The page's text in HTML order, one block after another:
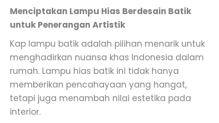
Menciptakan Lampu Hias Berdesain Batik
untuk Penerangan Artistik
Kap lampu batik adalah pilihan menarik untuk
menghadirkan nuansa khas Indonesia dalam
rumah. Lampu hias batik ini tidak hanya
memberikan pencahayaan yang hangat,
tetapi juga menambah nilai estetika pada
interior.